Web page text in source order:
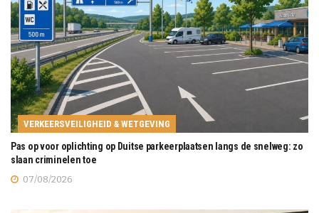
VERKEERSVEILIGHEID & WETGEVING
Pas op voor oplichting op Duitse parkeerplaatsen langs de snelweg: zo
slaan criminelen toe
07/08/2026